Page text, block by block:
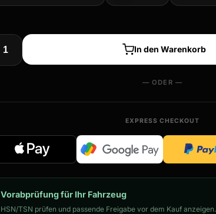
In den Warenkorb
— ODER —
EXPRESS CHECKOUT
Vorabprüfung für Ihr Fahrzeug
HSN/TSN prüfen und passende Freigabe vor dem Kauf anzeigen.